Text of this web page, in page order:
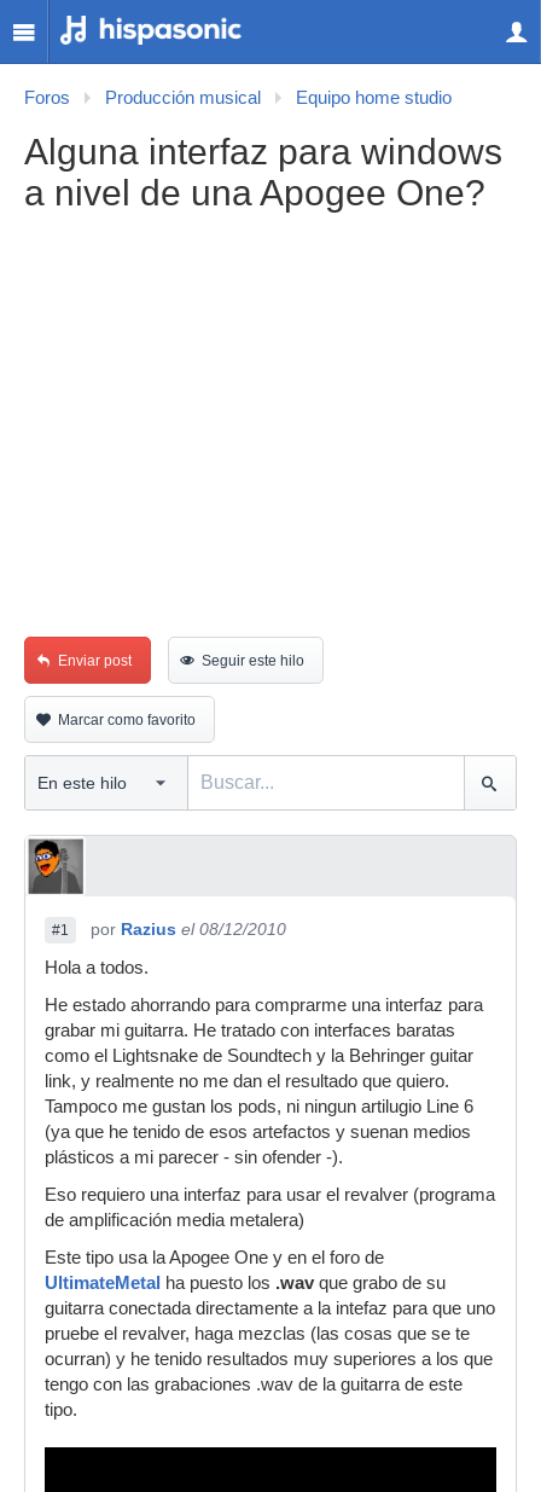
Foros Producción musical Equipo home studio
Alguna interfaz para windows
a nivel de una Apogee One?
Enviar post Seguir este hilo
Marcar como favorito
#1 por Razius el 08/12/2010
Hola a todos.
He estado ahorrando para comprarme una interfaz para
grabar mi guitarra. He tratado con interfaces baratas
como el Lightsnake de Soundtech y la Behringer guitar
link, y realmente no me dan el resultado que quiero.
Tampoco me gustan los pods, ni ningun artilugio Line 6
(ya que he tenido de esos artefactos y suenan medios
plásticos a mi parecer - sin ofender -).
Eso requiero una interfaz para usar el revalver (programa
de amplificación media metalera)
Este tipo usa la Apogee One y en el foro de
UltimateMetal ha puesto los .wav que grabo de su
guitarra conectada directamente a la intefaz para que uno
pruebe el revalver, haga mezclas (las cosas que se te
ocurran) y he tenido resultados muy superiores a los que
tengo con las grabaciones .wav de la guitarra de este
tipo.